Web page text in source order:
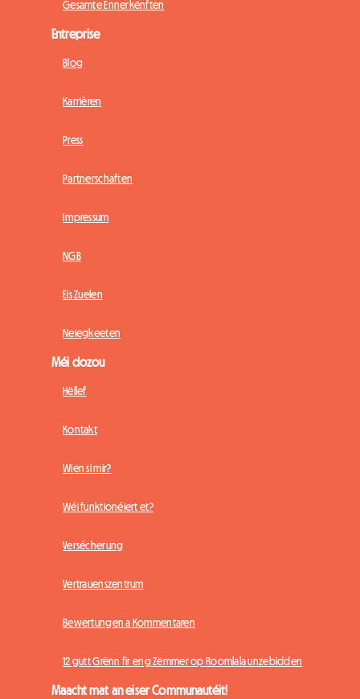
Gesamte Ënnerkënften
Entreprise
Blog
Karrièren
Press
Partnerschaften
Impressum
NGB
Eis Zuelen
Neiegkeeten
Méi dozou
Hëllef
Kontakt
Wien si mir?
Wéi funktionéiert et?
Versécherung
Vertrauenszentrum
Bewertungen a Kommentaren
12 gutt Grënn fir eng Zëmmer op Roomlala unzebidden
Maacht mat an eiser Communautéit!